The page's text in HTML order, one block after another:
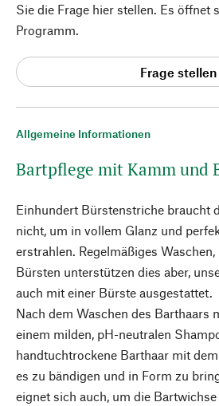
Allgemeine Informationen
Bartpflege mit Kamm und
Einhundert Bürstenstriche braucht
nicht, um in vollem Glanz und
erstrahlen. Regelmäßiges
Bürsten unterstützen dies aber,
auch mit einer Bürste ausgestattet.
Nach dem Waschen des Barthaars
einem milden, pH-neutralen
handtuchtrockene Barthaar mit
es zu bändigen und in Form zu
eignet sich auch, um die
Sie die Frage hier stellen. Es öffnet
Programm.
Frage stellen